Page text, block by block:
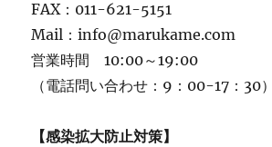
FAX：011-621-5151
Mail：info@marukame.com
営業時間 10:00～19:00
（電話問い合わせ：9：00-17：30）
【感染拡大防止対策】